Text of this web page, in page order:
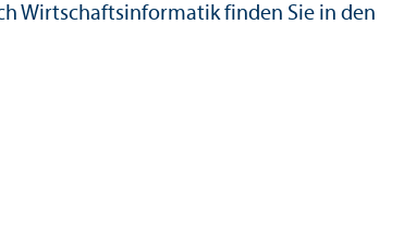
Wirtschafts­informatik finden Sie in den